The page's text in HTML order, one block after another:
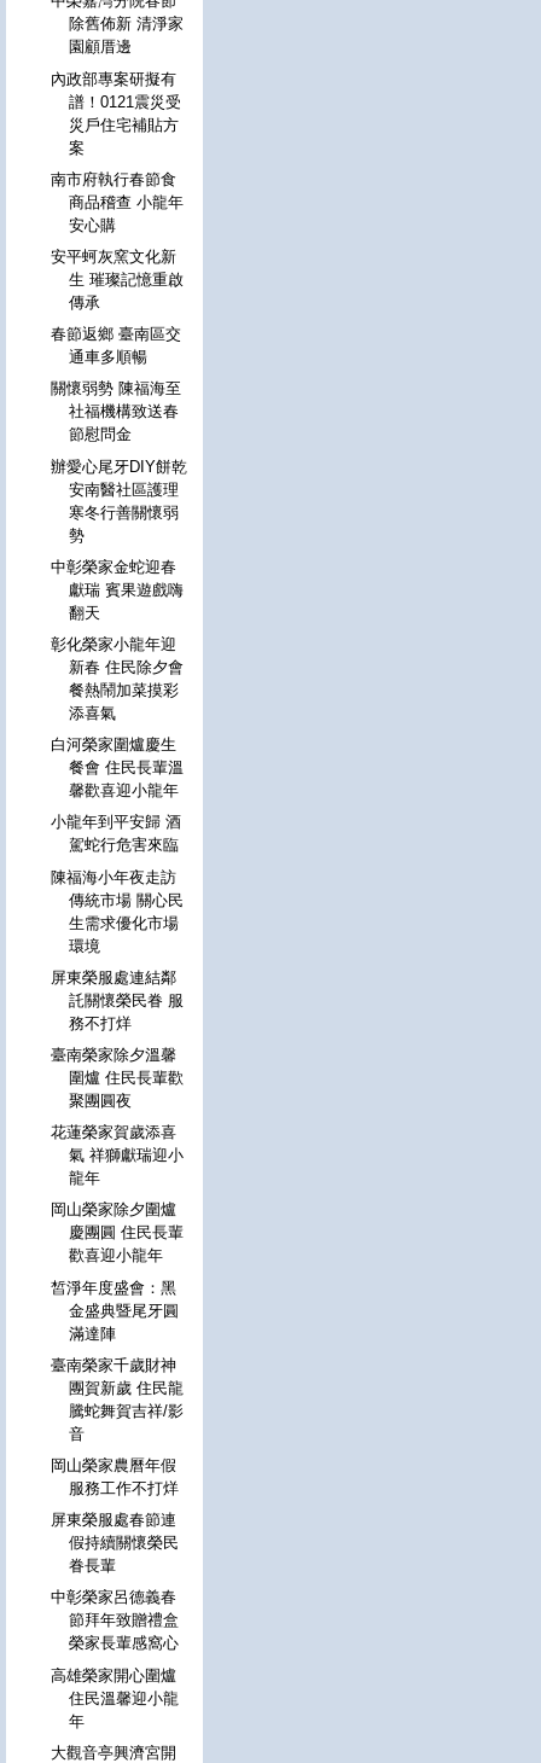
除舊佈新 清淨家
園顧厝邊
內政部專案研擬有
譜！0121震災受
災戶住宅補貼方
案
南市府執行春節食
商品稽查 小龍年
安心購
安平蚵灰窯文化新
生 璀璨記憶重啟
傳承
春節返鄉 臺南區交
通車多順暢
關懷弱勢 陳福海至
社福機構致送春
節慰問金
辦愛心尾牙DIY餅乾
安南醫社區護理
寒冬行善關懷弱
勢
中彰榮家金蛇迎春
獻瑞 賓果遊戲嗨
翻天
彰化榮家小龍年迎
新春 住民除夕會
餐熱鬧加菜摸彩
添喜氣
白河榮家圍爐慶生
餐會 住民長輩溫
馨歡喜迎小龍年
小龍年到平安歸 酒
駕蛇行危害來臨
陳福海小年夜走訪
傳統市場 關心民
生需求優化市場
環境
屏東榮服處連結鄰
託關懷榮民眷 服
務不打烊
臺南榮家除夕溫馨
圍爐 住民長輩歡
聚團圓夜
花蓮榮家賀歲添喜
氣 祥獅獻瑞迎小
龍年
岡山榮家除夕圍爐
慶團圓 住民長輩
歡喜迎小龍年
皙淨年度盛會：黑
金盛典暨尾牙圓
滿達陣
臺南榮家千歲財神
團賀新歲 住民龍
騰蛇舞賀吉祥/影
音
岡山榮家農曆年假
服務工作不打烊
屏東榮服處春節連
假持續關懷榮民
眷長輩
中彰榮家呂德義春
節拜年致贈禮盒
榮家長輩感窩心
高雄榮家開心圍爐
住民溫馨迎小龍
年
大觀音亭興濟宮開